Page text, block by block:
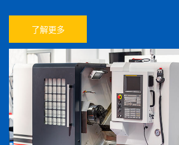
了解更多